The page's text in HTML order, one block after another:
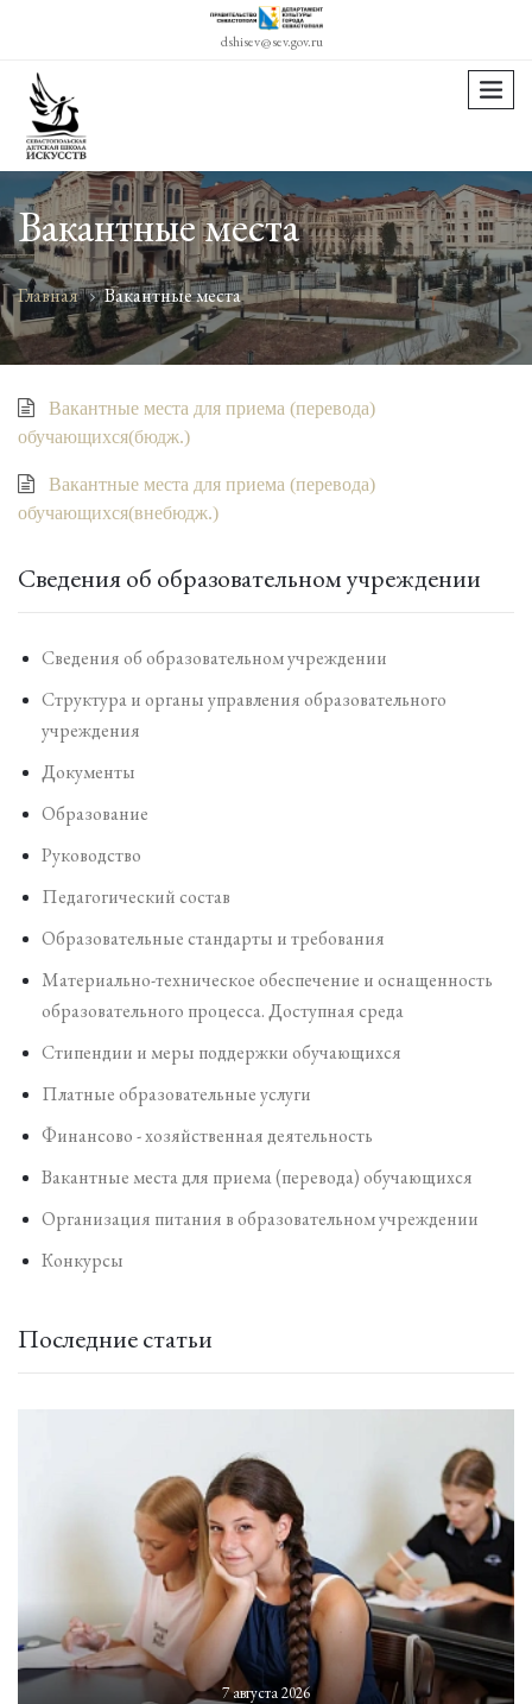
dshisev@sev.gov.ru
menu
Вакантные места
Главная Вакантные места
Вакантные места для приема (перевода)
обучающихся(бюдж.)
Вакантные места для приема (перевода)
обучающихся(внебюдж.)
Сведения об образовательном учреждении
Сведения об образовательном учреждении
Структура и органы управления образовательного
учреждения
Документы
Образование
Руководство
Педагогический состав
Образовательные стандарты и требования
Материально-техническое обеспечение и оснащенность
образовательного процесса. Доступная среда
Стипендии и меры поддержки обучающихся
Платные образовательные услуги
Финансово - хозяйственная деятельность
Вакантные места для приема (перевода) обучающихся
Организация питания в образовательном учреждении
Конкурсы
Последние статьи
7 августа 2026